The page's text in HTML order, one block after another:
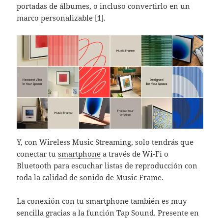
portadas de álbumes, o incluso convertirlo en un
marco personalizable [1].
Y, con Wireless Music Streaming, solo tendrás que
conectar tusmartphone a través de Wi-Fi o
Bluetooth para escuchar listas de reproducción con
toda la calidad de sonido de Music Frame.
La conexión con tu smartphone también es muy
sencilla gracias a la función Tap Sound. Presente en